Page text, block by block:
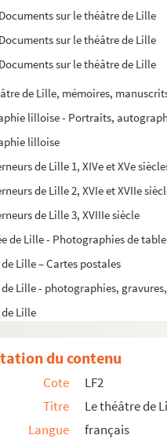
sur le théâtre de Lille
sur le théâtre de Lille
sur le théâtre de Lille
de Lille, mémoires,
lilloise - Portraits,
lilloise
de Lille 1, XIVe et XVe
de Lille 2, XVIe et XVIIe
de Lille 3, XVIIIe siècle
de Lille - Photographies de
de Lille – Cartes postales
de Lille - photographies,
de Lille
du musée de Lille
Ancienne et moderne - gravures,
catholiques de Lille
de concerts
sur la musique à Lille
du contenu
Cote
LF2
Titre
Le théâtre de
Langue
français